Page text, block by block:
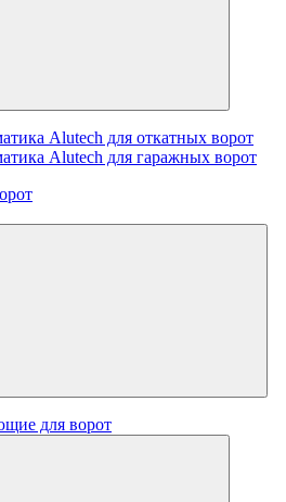
Alutech для откатных ворот
Alutech для гаражных ворот
для ворот